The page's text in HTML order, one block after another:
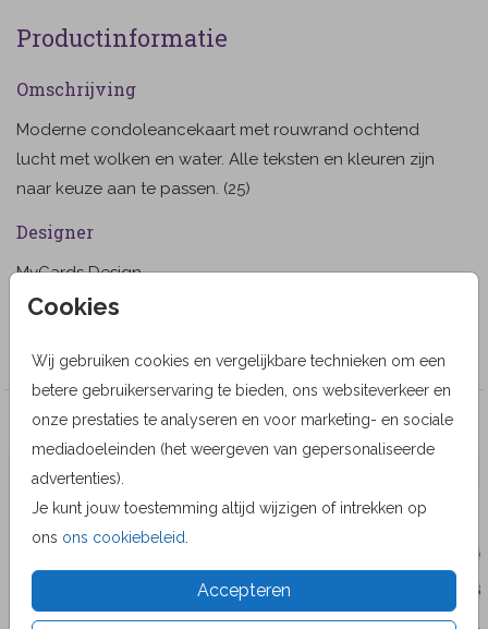
Cookies
Wij gebruiken cookies en vergelijkbare technieken om een
betere gebruikerservaring te bieden, ons websiteverkeer en
onze prestaties te analyseren en voor marketing- en sociale
mediadoeleinden (het weergeven van gepersonaliseerde
advertenties).
Je kunt jouw toestemming altijd wijzigen of intrekken op
ons ons cookiebeleid
Accepteren
Productinformatie
Omschrijving
Moderne condoleancekaart met rouwrand ochtend
lucht met wolken en water. Alle teksten en kleuren zijn
naar keuze aan te passen. (25)
Designer
MyCards Design
Collectie
Wenskaarten
Veel gekozen producten